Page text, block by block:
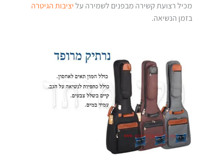
מכיל רצועת קשירה מבפנים לשמירה עליציבות הגיטרה
בזמן הנשיאה.